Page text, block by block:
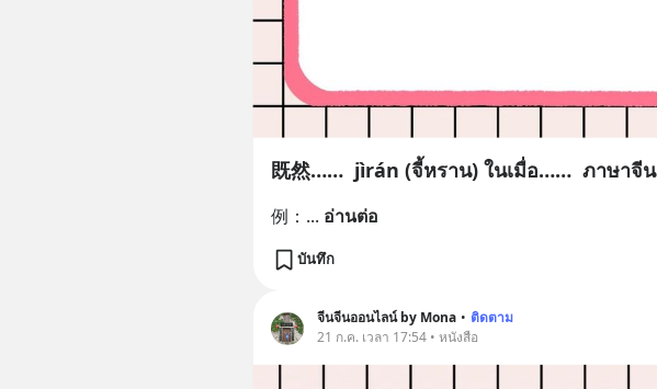
既然…… jìrán (จี้หราน) ในเมื่อ…… ภาษาจีน
例： ... อ่านต่อ
บันทึก
จีนจีนออนไลน์ by Mona • ติดตาม
21 ก.ค. เวลา 17:54 • หนังสือ